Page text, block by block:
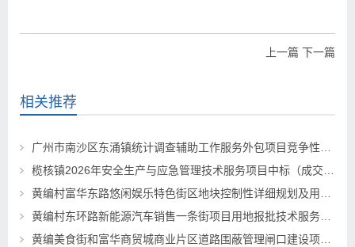
上一篇 下一篇
相关推荐